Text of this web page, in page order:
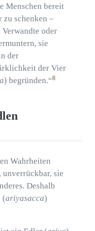
Menschen bereit
zu schenken –
oder
sie
der
der Vier
) begründen.“8
Wahrheiten
sie
Deshalb
(ariyasacca)